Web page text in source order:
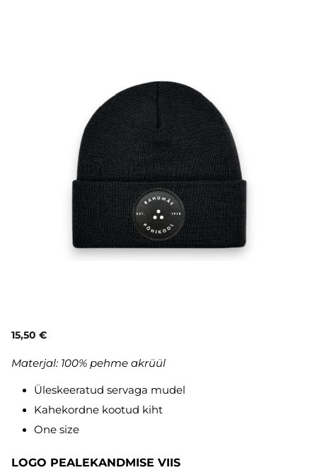
15,50 €
Materjal: 100% pehme akrüül
Üleskeeratud servaga mudel
Kahekordne kootud kiht
One size
LOGO PEALEKANDMISE VIIS